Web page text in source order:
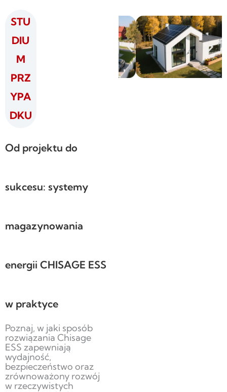
STU
DIU
M
PRZ
YPA
DKU
Od projektu do
sukcesu: systemy
magazynowania
energii CHISAGE ESS
w praktyce
Poznaj, w jaki sposób
rozwiązania Chisage
ESS zapewniają
wydajność,
bezpieczeństwo oraz
zrównoważony rozwój
w rzeczywistych